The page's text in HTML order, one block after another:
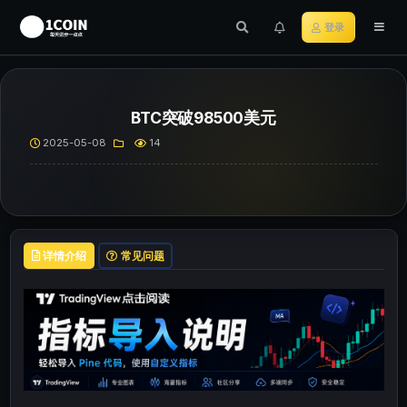
登录
BTC突破98500美元
2025-05-08 14
详情介绍 常见问题